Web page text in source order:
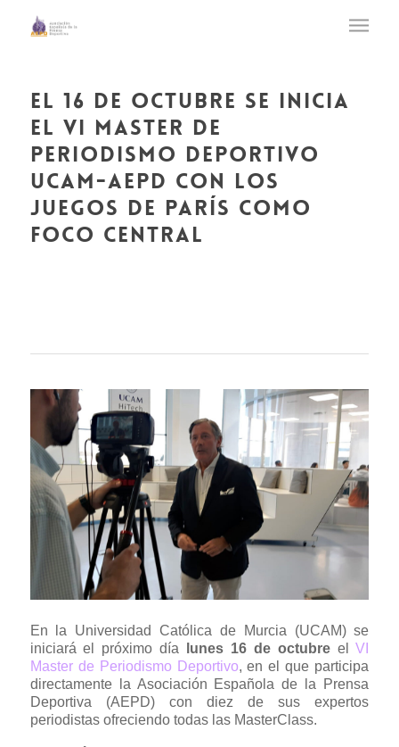
el 16 de octubre se inicia
el vi master de
periodismo deportivo
ucam-aepd con los
juegos de parís como
foco central
En la Universidad Católica de Murcia (UCAM) se
iniciará el próximo día lunes 16 de octubreelVI
Master de Periodismo Deportivo, en el que participa
directamente la Asociación Española de la Prensa
Deportiva (AEPD) con diez de sus expertos
periodistas ofreciendo todas las MasterClass.